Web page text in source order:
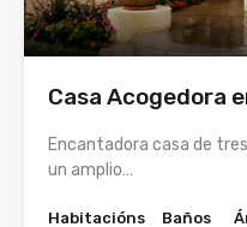
Casa Acogedora
Encantadora casa de
un amplio…
Habitacións
Baños